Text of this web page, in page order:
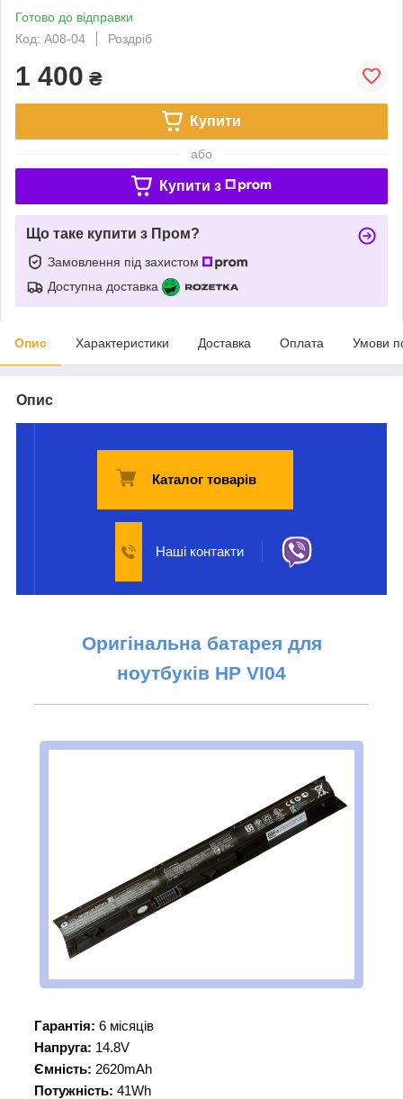
Готово до відправки
Код: A08-04
Роздріб
1 400 ₴
Купити
або
Купити з
Що таке купити з Пром?
Замовлення під захистом
Доступна доставка
Опис Характеристики Доставка Оплата Умови
Опис
Каталог товарів
Наші контакти
Оригінальна батарея для
ноутбуків НР VI04
Гарантія: 6 місяців
Напруга: 14.8V
Ємність: 2620mAh
Потужність: 41Wh